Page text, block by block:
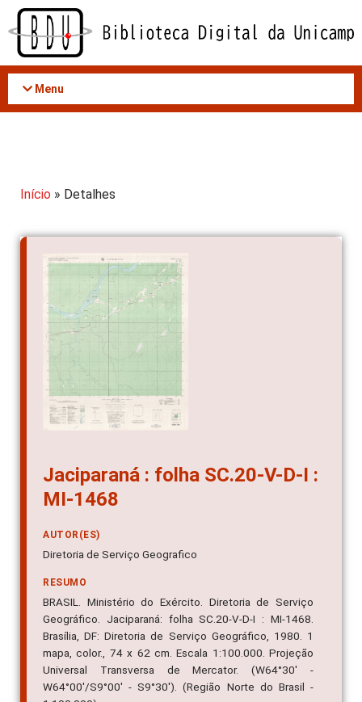
Acessar
conteúdo
Menu
Início » Detalhes
Jaciparaná : folha SC.20-V-D-I :
MI-1468
AUTOR(ES)
Diretoria de Serviço Geografico
RESUMO
BRASIL. Ministério do Exército. Diretoria de Serviço
Geográfico. Jaciparaná: folha SC.20-V-D-I : MI-1468.
Brasília, DF: Diretoria de Serviço Geográfico, 1980. 1
mapa, color., 74 x 62 cm. Escala 1:100.000. Projeção
Universal Transversa de Mercator. (W64°30' -
W64°00'/S9°00' - S9°30'). (Região Norte do Brasil -